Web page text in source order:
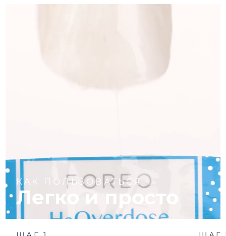
КАК ПОЛЬЗОВАТЬСЯ
Легко и просто